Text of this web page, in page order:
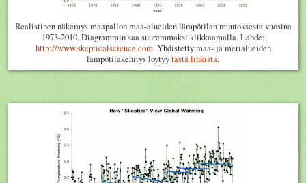
Realistinen näkemys maapallon maa-alueiden lämpötilan muutoksesta vuosina
1973-2010. Diagrammin saa suuremmaksi klikkaamalla. Lähde:
http://www.skepticalscience.com. Yhdistetty maa- ja merialueiden
lämpötilakehitys löytyytästä linkistä.